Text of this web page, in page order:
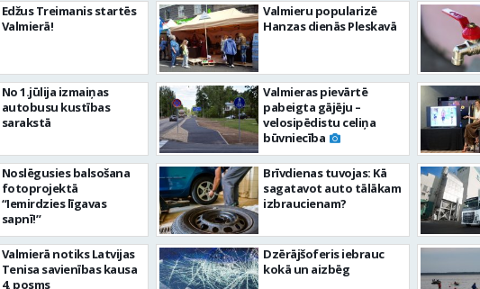
Edžus Treimanis startēs
Valmierā!
No 1.jūlija izmaiņas
autobusu kustības
sarakstā
Noslēgusies balsošana
fotoprojektā
“Iemirdzies līgavas
sapnī!”
Valmierā notiks Latvijas
Tenisa savienības kausa
4. posms
Valmieru popularizē
Hanzas dienās Pleskavā
Valmieras pievārtē
pabeigta gājēju –
velosipēdistu celiņa
būvniecība
Brīvdienas tuvojas: Kā
sagatavot auto tālākam
izbraucienam?
Dzērājšoferis iebrauc
kokā un aizbēg